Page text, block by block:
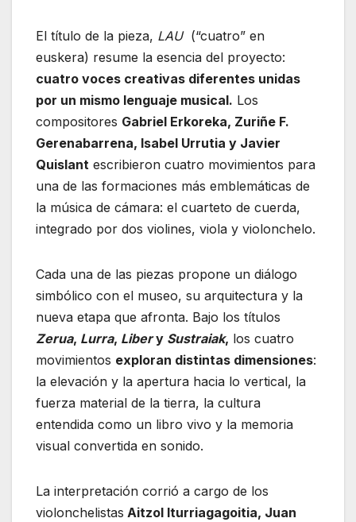
El título de la pieza, LAU(“cuatro” en
euskera) resume la esencia del proyecto:
cuatro voces creativas diferentes unidas
por un mismo lenguaje musical. Los
compositores Gabriel Erkoreka, Zuriñe F.
Gerenabarrena, Isabel Urrutia y Javier
Quislant escribieron cuatro movimientos para
una de las formaciones más emblemáticas de
la música de cámara: el cuarteto de cuerda,
integrado por dos violines, viola y violonchelo.
Cada una de las piezas propone un diálogo
simbólico con el museo, su arquitectura y la
nueva etapa que afronta. Bajo los títulos
Zerua, Lurra, Libery Sustraiak, los cuatro
movimientos exploran distintas dimensiones:
la elevación y la apertura hacia lo vertical, la
fuerza material de la tierra, la cultura
entendida como un libro vivo y la memoria
visual convertida en sonido.
La interpretación corrió a cargo de los
violonchelistas Aitzol Iturriagagoitia, Juan